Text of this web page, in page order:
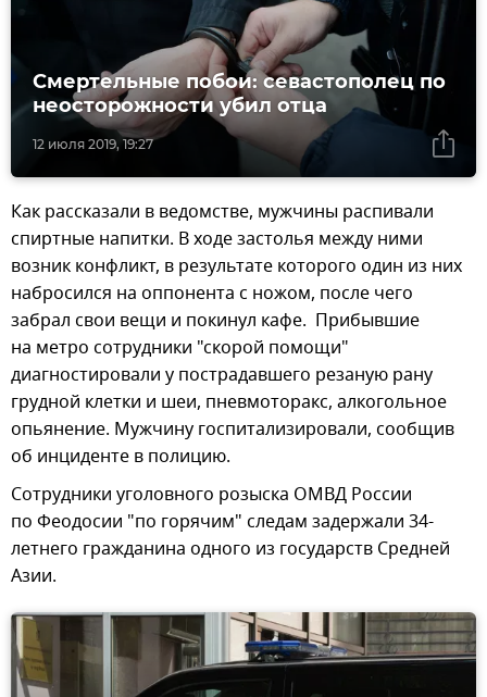
12 июля 2019, 19:27
Смертельные побои: севастополец по
неосторожности убил отца
Как рассказали в ведомстве, мужчины распивали
спиртные напитки. В ходе застолья между ними
возник конфликт, в результате которого один из них
набросился на оппонента с ножом, после чего
забрал свои вещи и покинул кафе. Прибывшие
на метро сотрудники "скорой помощи"
диагностировали у пострадавшего резаную рану
грудной клетки и шеи, пневмоторакс, алкогольное
опьянение. Мужчину госпитализировали, сообщив
об инциденте в полицию.
Сотрудники уголовного розыска ОМВД России
по Феодосии "по горячим" следам задержали 34-
летнего гражданина одного из государств Средней
Азии.